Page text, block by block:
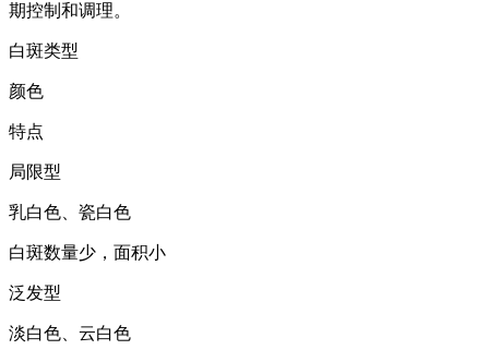
期控制和调理。
白斑类型
颜色
特点
局限型
乳白色、瓷白色
白斑数量少，面积小
泛发型
淡白色、云白色